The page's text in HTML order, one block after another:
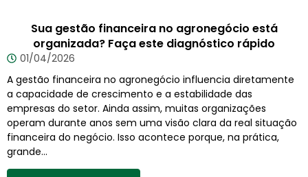
Sua gestão financeira no agronegócio está
organizada? Faça este diagnóstico rápido
01/04/2026
A gestão financeira no agronegócio influencia diretamente
a capacidade de crescimento e a estabilidade das
empresas do setor. Ainda assim, muitas organizações
operam durante anos sem uma visão clara da real situação
financeira do negócio. Isso acontece porque, na prática,
grande...